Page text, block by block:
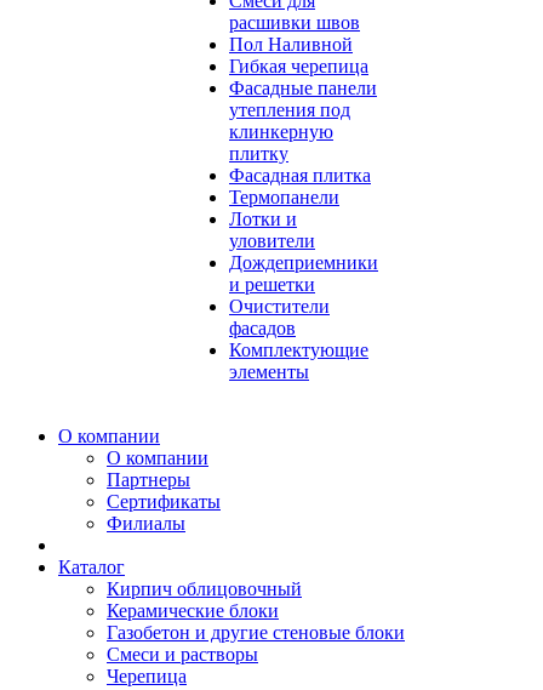
расшивки швов
Пол Наливной
Гибкая черепица
Фасадные панели
утепления под
клинкерную
плитку
Фасадная плитка
Термопанели
Лотки и
уловители
Дождеприемники
и решетки
Очистители
фасадов
Комплектующие
элементы
О компании
О компании
Партнеры
Сертификаты
Филиалы
Каталог
Кирпич облицовочный
Керамические блоки
Газобетон и другие стеновые блоки
Смеси и растворы
Черепица